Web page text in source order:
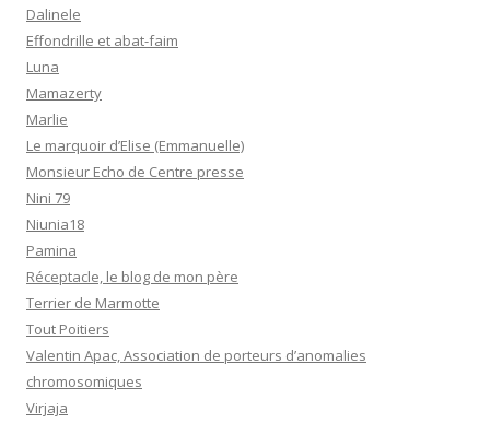
Dalinele
Effondrille et abat-faim
Luna
Mamazerty
Marlie
Le marquoir d’Elise (Emmanuelle)
Monsieur Echo de Centre presse
Nini 79
Niunia18
Pamina
Réceptacle, le blog de mon père
Terrier de Marmotte
Tout Poitiers
Valentin Apac, Association de porteurs d’anomalies
chromosomiques
Virjaja